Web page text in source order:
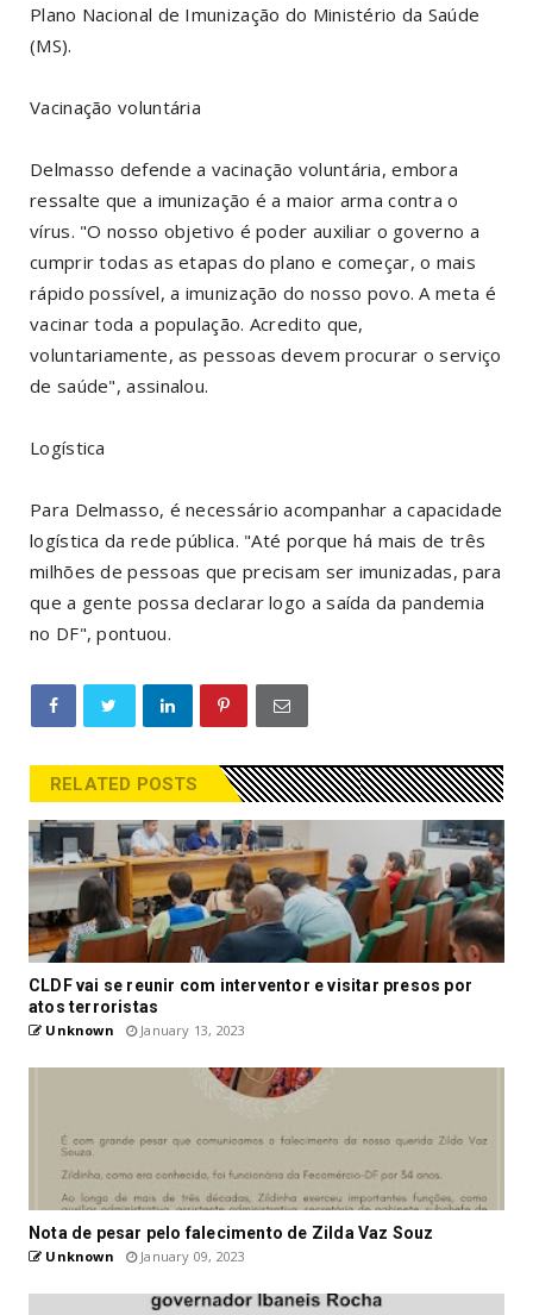
Plano Nacional de Imunização do Ministério da Saúde
(MS).
Vacinação voluntária
Delmasso defende a vacinação voluntária, embora
ressalte que a imunização é a maior arma contra o
vírus. "O nosso objetivo é poder auxiliar o governo a
cumprir todas as etapas do plano e começar, o mais
rápido possível, a imunização do nosso povo. A meta é
vacinar toda a população. Acredito que,
voluntariamente, as pessoas devem procurar o serviço
de saúde", assinalou.
Logística
Para Delmasso, é necessário acompanhar a capacidade
logística da rede pública. "Até porque há mais de três
milhões de pessoas que precisam ser imunizadas, para
que a gente possa declarar logo a saída da pandemia
no DF", pontuou.
RELATED POSTS
CLDF vai se reunir com interventor e visitar presos por
atos terroristas
Unknown January 13, 2023
Nota de pesar pelo falecimento de Zilda Vaz Souz
Unknown January 09, 2023